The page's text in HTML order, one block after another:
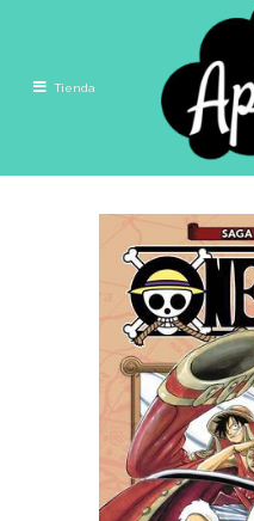
Tienda